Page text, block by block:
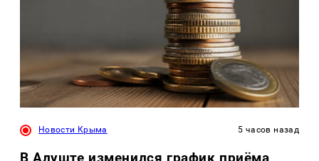
Новости Крыма 5 часов назад